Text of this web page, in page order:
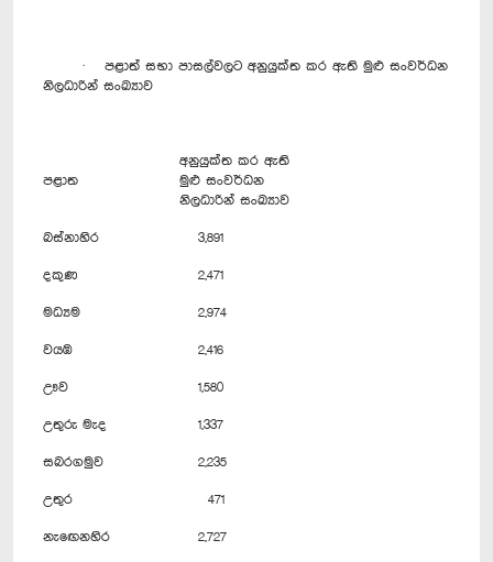
· පළාත් සභා පාසල්වලට අනුයුක්ත කර ඇති මුළු සංවර්ධන
නිලධාරින් සංඛ්‍යාව
පළාත
අනුයුක්ත කර ඇති
මුළු සංවර්ධන
නිලධාරින් සංඛ්‍යාව
බස්නාහිර 3,891
දකුණ 2,471
මධ්‍යම 2,974
වයඹ 2,416
ඌව 1,580
උතුරු මැද 1,337
සබරගමුව 2,235
උතුර 471
නැඟෙනහිර 2,727